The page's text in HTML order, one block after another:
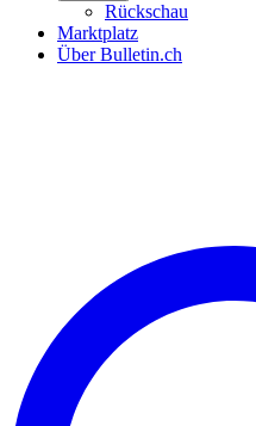
Rückschau
Marktplatz
Über Bulletin.ch